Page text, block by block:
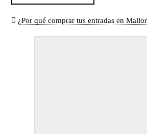
¿Por qué comprar tus entradas en